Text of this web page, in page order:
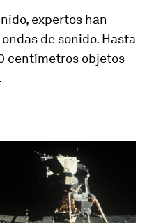
expertos han
de sonido. Hasta
centímetros objetos